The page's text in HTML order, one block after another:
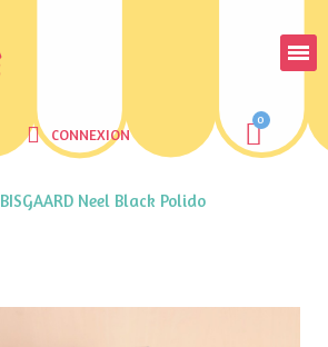
CONNEXION
BISGAARD Neel Black Polido